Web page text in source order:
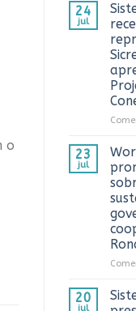
o
24
jul
23
jul
20
jul